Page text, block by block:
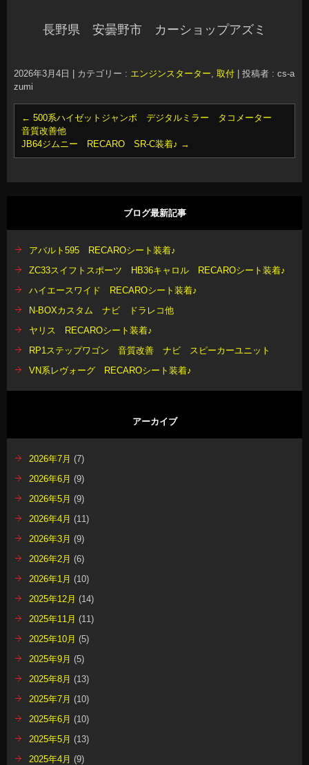
長野県 安曇野市 カーショップアズミ
2026年3月4日 カテゴリー : エンジンスターター, 取付
投稿者 : cs-a
zumi
← 500系ハイゼットジャンボ デジタルミラー タコメーター
音質改善他
JB64ジムニー RECARO SR-C装着♪ →
ブログ最新記事
アバルト595 RECAROシート装着♪
ZC33スイフトスポーツ HB36キャロル RECAROシート装着♪
ハイエースワイド RECAROシート装着♪
N-BOXカスタム ナビ ドラレコ他
ヤリス RECAROシート装着♪
RP1ステップワゴン 音質改善 ナビ スピーカーユニット
VN系レヴォーグ RECAROシート装着♪
アーカイブ
2026年7月 (7)
2026年6月 (9)
2026年5月 (9)
2026年4月 (11)
2026年3月 (9)
2026年2月 (6)
2026年1月 (10)
2025年12月 (14)
2025年11月 (11)
2025年10月 (5)
2025年9月 (5)
2025年8月 (13)
2025年7月 (10)
2025年6月 (10)
2025年5月 (13)
2025年4月 (9)